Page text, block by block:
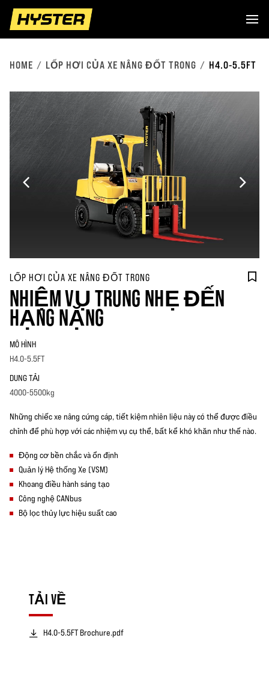
HOME LỐP HƠI CỦA XE NÂNG ĐỐT TRONG H4.0-5.5FT
LỐP HƠI CỦA XE NÂNG ĐỐT TRONG
NHIỆM VỤ TRUNG NHẸ ĐẾN
HẠNG NẶNG
MÔ HÌNH
H4.0-5.5FT
DUNG TẢI
4000-5500kg
Những chiếc xe nâng cứng cáp, tiết kiệm nhiên liệu này có thể được điều
chỉnh để phù hợp với các nhiệm vụ cụ thể, bất kể khó khăn như thế nào.
Động cơ bền chắc và ổn định
Quản lý Hệ thống Xe (VSM)
Khoang điều hành sáng tạo
Công nghệ CANbus
Bộ lọc thủy lực hiệu suất cao
TẢI VỀ
H4.0-5.5FT Brochure.pdf